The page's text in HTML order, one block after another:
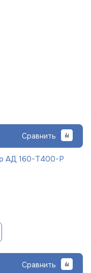
Сравнить
АД 160-Т400-Р
Сравнить